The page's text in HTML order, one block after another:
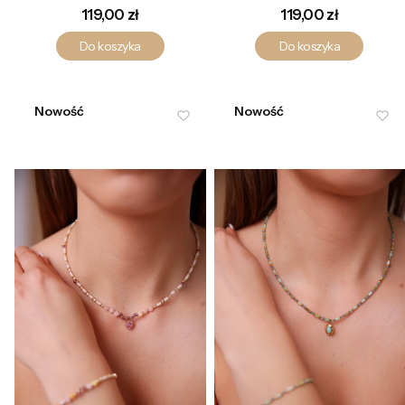
Cena
119,00 zł
Do koszyka
amazonitem
Cena
119,00 zł
Do koszyka
Nowość Nowość